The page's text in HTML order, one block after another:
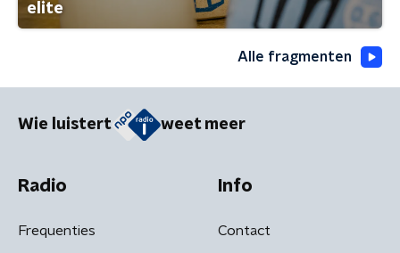
elite
Alle fragmenten
Wie luistert weet meer
Radio
Frequenties
Info
Contact